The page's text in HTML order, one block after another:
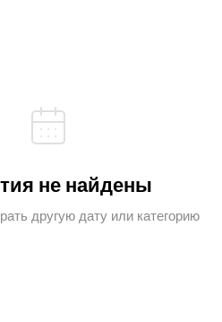
не найдены
другую дату или категорию